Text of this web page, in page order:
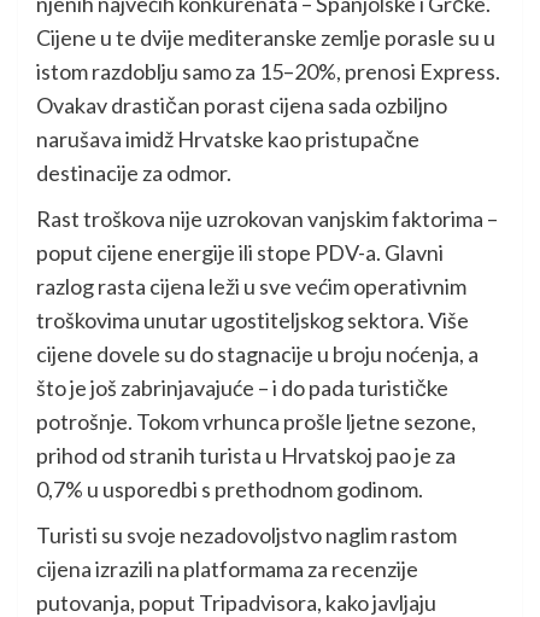
Cijene u te dvije mediteranske zemlje porasle su u
istom razdoblju samo za 15–20%, prenosi Express.
Ovakav drastičan porast cijena sada ozbiljno
narušava imidž Hrvatske kao pristupačne
destinacije za odmor.
Rast troškova nije uzrokovan vanjskim faktorima –
poput cijene energije ili stope PDV-a. Glavni
razlog rasta cijena leži u sve većim operativnim
troškovima unutar ugostiteljskog sektora. Više
cijene dovele su do stagnacije u broju noćenja, a
što je još zabrinjavajuće – i do pada turističke
potrošnje. Tokom vrhunca prošle ljetne sezone,
prihod od stranih turista u Hrvatskoj pao je za
0,7% u usporedbi s prethodnom godinom.
Turisti su svoje nezadovoljstvo naglim rastom
cijena izrazili na platformama za recenzije
putovanja, poput Tripadvisora, kako javljaju